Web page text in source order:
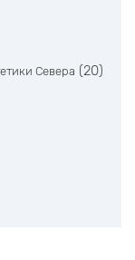
Севера (20)